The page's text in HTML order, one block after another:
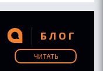
БЛОГ
ЧИТАТЬ